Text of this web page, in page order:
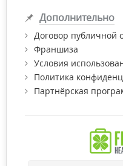
Дополнительно
Договор публичной
Франшиза
Условия
Политика
Партнёрская